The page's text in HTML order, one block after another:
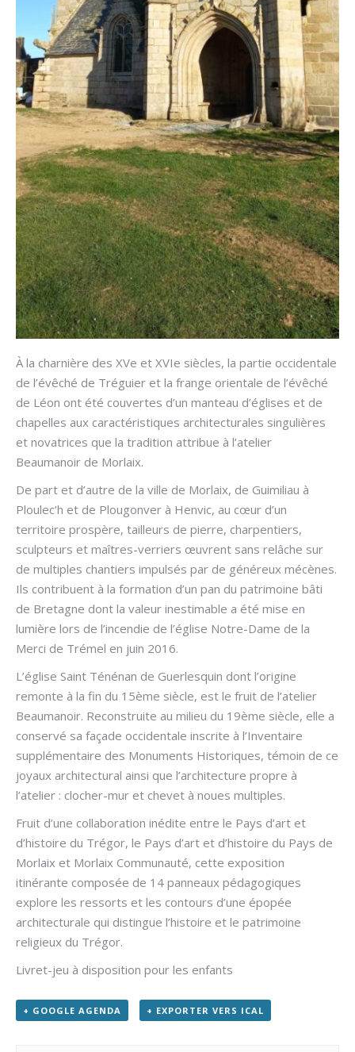
À la charnière des XVe et XVIe siècles, la partie occidentale
de l’évêché de Tréguier et la frange orientale de l’évêché
de Léon ont été couvertes d’un manteau d’églises et de
chapelles aux caractéristiques architecturales singulières
et novatrices que la tradition attribue à l’atelier
Beaumanoir de Morlaix.
De part et d’autre de la ville de Morlaix, de Guimiliau à
Ploulec’h et de Plougonver à Henvic, au cœur d’un
territoire prospère, tailleurs de pierre, charpentiers,
sculpteurs et maîtres-verriers œuvrent sans relâche sur
de multiples chantiers impulsés par de généreux mécènes.
Ils contribuent à la formation d’un pan du patrimoine bâti
de Bretagne dont la valeur inestimable a été mise en
lumière lors de l’incendie de l’église Notre-Dame de la
Merci de Trémel en juin 2016.
L’église Saint Ténénan de Guerlesquin dont l’origine
remonte à la fin du 15ème siècle, est le fruit de l’atelier
Beaumanoir. Reconstruite au milieu du 19ème siècle, elle a
conservé sa façade occidentale inscrite à l’Inventaire
supplémentaire des Monuments Historiques, témoin de ce
joyaux architectural ainsi que l’architecture propre à
l’atelier : clocher-mur et chevet à noues multiples.
Fruit d’une collaboration inédite entre le Pays d’art et
d’histoire du Trégor, le Pays d’art et d’histoire du Pays de
Morlaix et Morlaix Communauté, cette exposition
itinérante composée de 14 panneaux pédagogiques
explore les ressorts et les contours d’une épopée
architecturale qui distingue l’histoire et le patrimoine
religieux du Trégor.
Livret-jeu à disposition pour les enfants
+ GOOGLE AGENDA + EXPORTER VERS ICAL